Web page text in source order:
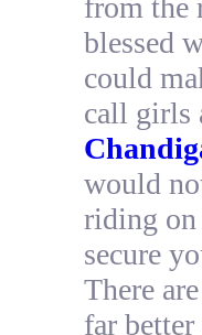
from the
blessed
could
call girls
would
riding
secure
There
far better